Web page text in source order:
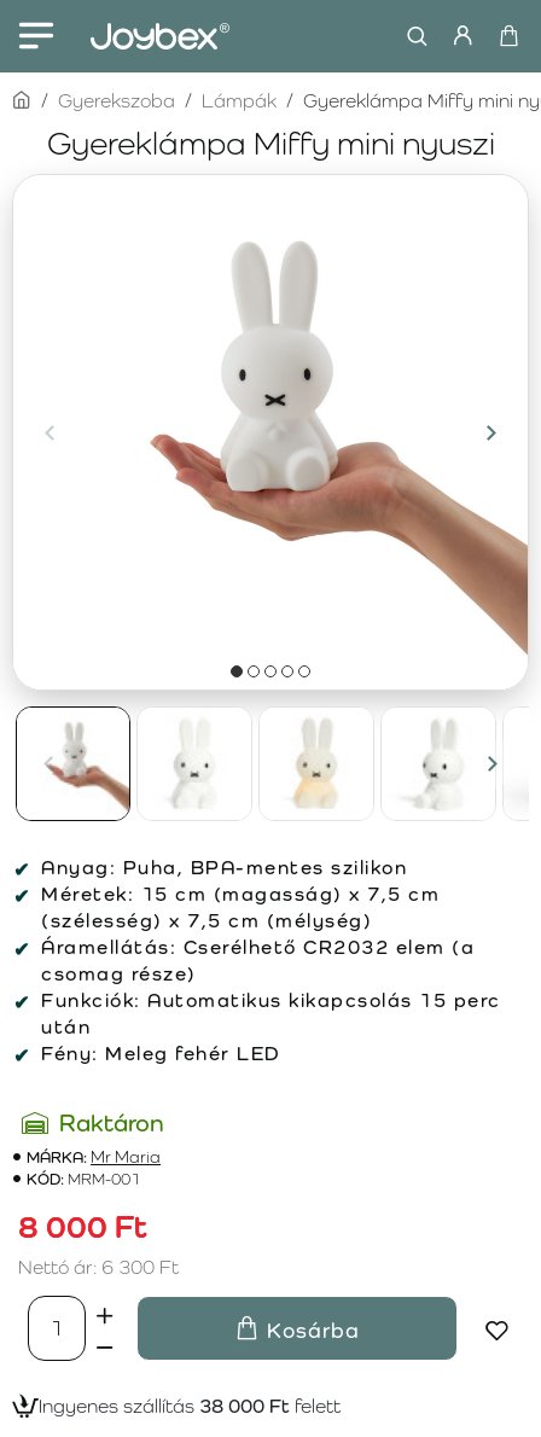
Gyereklámpa Miffy mini nyuszi
homeGyerekszoba Lámpák Gyereklámpa Miffy mini
Anyag: Puha, BPA-mentes szilikon
Méretek: 15 cm (magasság) x 7,5 cm
(szélesség) x 7,5 cm (mélység)
Áramellátás: Cserélhető CR2032 elem (a
csomag része)
Funkciók: Automatikus kikapcsolás 15 perc
után
Fény: Meleg fehér LED
Raktáron
MÁRKA: Mr Maria
KÓD: MRM-001
8 000 Ft
Nettó ár: 6 300 Ft
Kosárba
Ingyenes szállítás 38 000 Ft felett